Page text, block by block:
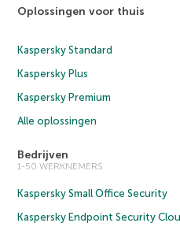
Oplossingen voor thuis
Kaspersky Standard
Kaspersky Plus
Kaspersky Premium
Alle oplossingen
Bedrijven
1-50 WERKNEMERS
Kaspersky Small Office Security
Kaspersky Endpoint Security